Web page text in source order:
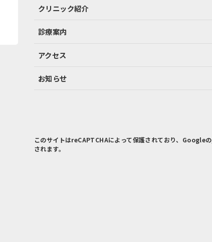
クリニック紹介
診療案内
アクセス
お知らせ
このサイトはreCAPTCHAによって保護されており、Googleの
されます。